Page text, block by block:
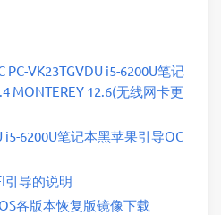
PC-VK23TGVDU i5-6200U笔记
MONTEREY 12.6(无线网卡更
i5-6200U笔记本黑苹果引导OC
引导的说明
各版本恢复版镜像下载